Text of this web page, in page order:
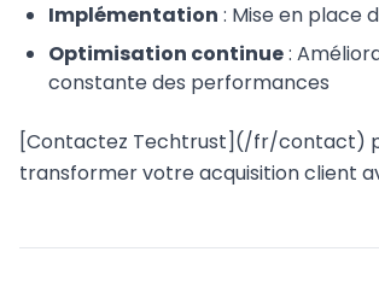
Implémentation : Mise en place
Optimisation continue:
constante des performances
[Contactez Techtrust](/fr/contact)
transformer votre acquisition client